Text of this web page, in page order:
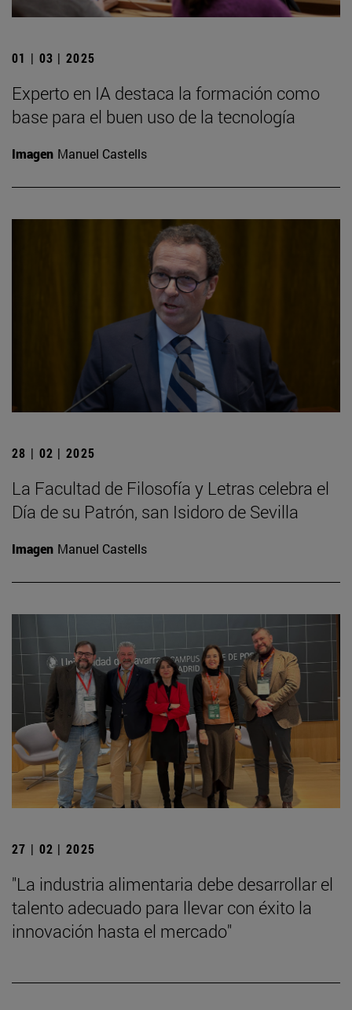
01 | 03 | 2025
Experto en IA destaca la formación como
base para el buen uso de la tecnología
Imagen Manuel Castells
28 | 02 | 2025
La Facultad de Filosofía y Letras celebra el
Día de su Patrón, san Isidoro de Sevilla
Imagen Manuel Castells
27 | 02 | 2025
"La industria alimentaria debe desarrollar el
talento adecuado para llevar con éxito la
innovación hasta el mercado"